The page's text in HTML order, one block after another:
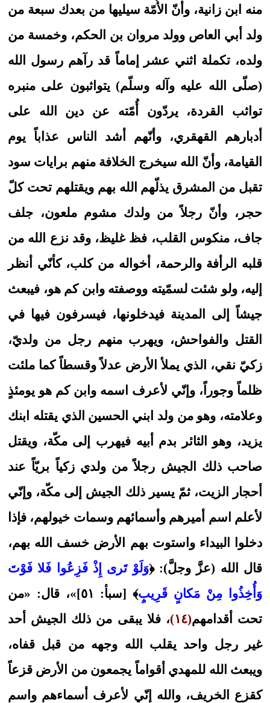
منه ابن زانية، وأنّ الأُمّة سيليها من بعدك سبعة من
ولد أبي العاص وولد مروان بن الحكم، وخمسة من
ولده، تكملة اثني عشر إماماً قد رآهم رسول الله
(صلّى الله عليه وآله وسلّم) يتواثبون على منبره
تواثب القردة، يردّون أُمّته عن دين الله على
أدبارهم القهقري، وأنّهم أشد الناس عذاباً يوم
القيامة، وأنّ الله سيخرج الخلافة منهم برايات سود
تقبل من المشرق يذلّهم الله بهم ويقتلهم تحت كلّ
حجر، وأنّ رجلاً من ولدك مشوم ملعون، جلف
جاف، منكوس القلب، فظ غليظ، وقد نزع الله من
قلبه الرأفة والرحمة، أخواله من كلب، كأنّي أنظر
إليه، ولو شئت لسمّيته ووصفته وابن كم هو، فيبعث
جيشاً إلى المدينة فيدخلونها، فيسرفون فيها في
القتل والفواحش، ويهرب منهم رجل من ولديّ،
زكيّ نقي، الذي يملأ الأرض عدلاً وقسطاً كما ملئت
ظلماً وجوراً، وإنّي لأعرف اسمه وابن كم هو يومئذٍ
وعلامته، وهو من ولد ابني الحسين الذي يقتله ابنك
يزيد، وهو الثائر بدم أبيه فيهرب إلى مكّة، ويقتل
صاحب ذلك الجيش رجلاً من ولدي زكياً بريّاً عند
أحجار الزيت، ثمّ يسير ذلك الجيش إلى مكّة، وإنّي
لأعلم اسم أميرهم وأسمائهم وسمات خيولهم، فإذا
دخلوا البيداء واستوت بهم الأرض خسف الله بهم،
قال الله (عزَّ وجلَّ): ﴿وَلَوْ تَرى إِذْ فَزِعُوا فَلا فَوْتَ
وَأُخِذُوا مِنْ مَكانٍ قَرِيبٍ
﴾ [سبأ: ٥١]»، قال: «من
تحت أقدامهم(١٤)
، فلا يبقى من ذلك الجيش أحد
غير رجل واحد يقلب الله وجهه من قبل قفاه،
ويبعث الله للمهدي أقواماً يجمعون من الأرض قزعاً
كقزع الخريف، والله إنّي لأعرف أسماءهم واسم